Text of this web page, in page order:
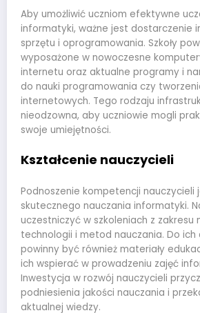
Aby umożliwić uczniom efektywne
informatyki, ważne jest dostarczenie
sprzętu i oprogramowania. Szkoły
wyposażone w nowoczesne
internetu oraz aktualne programy i
do nauki programowania czy
internetowych. Tego rodzaju
nieodzowna, aby uczniowie mogli
swoje umiejętności.
Kształcenie nauczycieli
Podnoszenie kompetencji nauczycieli
skutecznego nauczania informatyki.
uczestniczyć w szkoleniach z zakresu
technologii i metod nauczania. Do ich
powinny być również materiały
ich wspierać w prowadzeniu zajęć
Inwestycja w rozwój nauczycieli
podniesienia jakości nauczania i
aktualnej wiedzy.